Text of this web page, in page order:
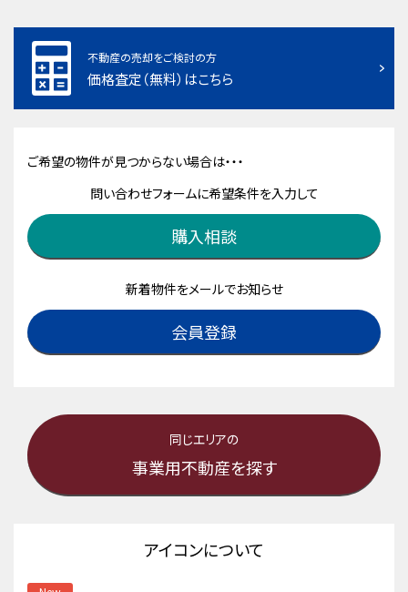
不動産の売却をご検討の方
価格査定（無料）はこちら
ご希望の物件が見つからない場合は・・・
問い合わせフォームに希望条件を入力して
購入相談
新着物件をメールでお知らせ
会員登録
同じエリアの
事業用不動産を探す
アイコンについて